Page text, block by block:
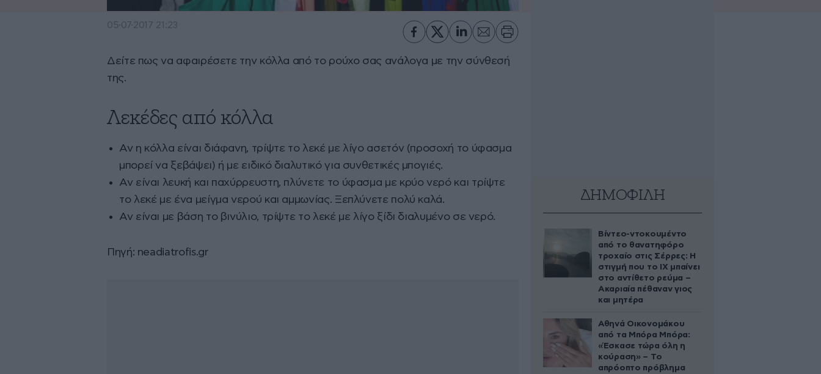
05·07·2017 21:23
Δείτε πως να αφαιρέσετε την κόλλα από το ρούχο σας ανάλογα με την σύνθεσή
της.
Λεκέδες από κόλλα
Αν η κόλλα είναι διάφανη, τρίψτε το λεκέ με λίγο ασετόν (προσοχή το ύφασμα
μπορεί να ξεβάψει) ή με ειδικό διαλυτικό για συνθετικές μπογιές.
Αν είναι λευκή και παχύρρευστη, πλύνετε το ύφασμα με κρύο νερό και τρίψτε
το λεκέ με ένα μείγμα νερού και αμμωνίας. Ξεπλύνετε πολύ καλά.
Αν είναι με βάση το βινύλιο, τρίψτε το λεκέ με λίγο ξίδι διαλυμένο σε νερό.
Πηγή: neadiatrofis.gr
ΔΗΜΟΦΙΛΗ
Βίντεο-ντοκουμέντο
από το θανατηφόρο
τροχαίο στις Σέρρες: Η
στιγμή που το ΙΧ μπαίνει
στο αντίθετο ρεύμα –
Ακαριαία πέθαναν γιος
και μητέρα
Αθηνά Οικονομάκου
από τα Μπόρα Μπόρα:
«Έσκασε τώρα όλη η
κούραση» – Το
απρόοπτο πρόβλημα